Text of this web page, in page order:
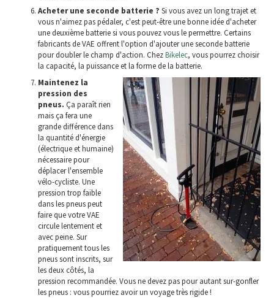
Acheter une seconde batterie ? Si vous avez un long trajet et
vous n'aimez pas pédaler, c'est peut-être une bonne idée d'acheter
une deuxième batterie si vous pouvez vous le permettre. Certains
fabricants de VAE offrent l'option d'ajouter une seconde batterie
pour doubler le champ d'action. ChezBikelec, vous pourrez choisir
la capacité, la puissance et la forme de la batterie.
Maintenez la
pression des
pneus. Ça paraît rien
mais ça fera une
grande différence dans
la quantité d'énergie
(électrique et humaine)
nécessaire pour
déplacer l'ensemble
vélo-cycliste. Une
pression trop faible
dans les pneus peut
faire que votre VAE
circule lentement et
avec peine. Sur
pratiquement tous les
pneus sont inscrits, sur
les deux côtés, la
pression recommandée. Vous ne devez pas pour autant sur-gonfler
les pneus : vous pourriez avoir un voyage très rigide !